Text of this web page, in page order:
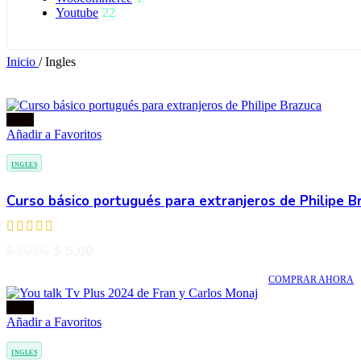
Youtube 22
Inicio / Ingles
Añadir a Favoritos
Curso básico portugués para extranjeros de Philipe
INGLES
COMPRAR AHORA
Añadir a Favoritos
INGLES